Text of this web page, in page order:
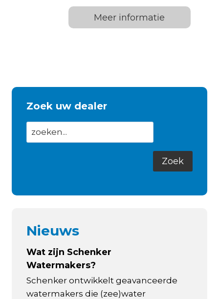
Meer informatie
Zoek uw dealer
Nieuws
Wat zijn Schenker
Watermakers?
Schenker ontwikkelt geavanceerde
watermakers die (zee)water